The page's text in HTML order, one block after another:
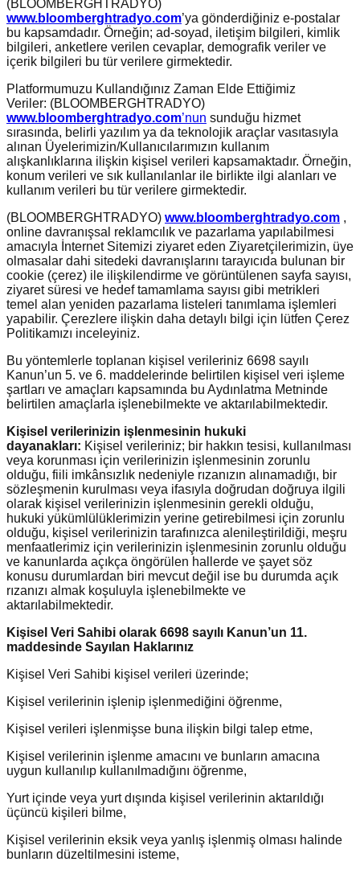
(BLOOMBERGHTRADYO)
www.bloomberghtradyo.com’ya gönderdiğiniz e-postalar
bu kapsamdadır. Örneğin; ad-soyad, iletişim bilgileri, kimlik
bilgileri, anketlere verilen cevaplar, demografik veriler ve
içerik bilgileri bu tür verilere girmektedir.
Platformumuzu Kullandığınız Zaman Elde Ettiğimiz
Veriler: (BLOOMBERGHTRADYO)
www.bloomberghtradyo.com’nun sunduğu hizmet
sırasında, belirli yazılım ya da teknolojik araçlar vasıtasıyla
alınan Üyelerimizin/Kullanıcılarımızın kullanım
alışkanlıklarına ilişkin kişisel verileri kapsamaktadır. Örneğin,
konum verileri ve sık kullanılanlar ile birlikte ilgi alanları ve
kullanım verileri bu tür verilere girmektedir.
(BLOOMBERGHTRADYO) www.bloomberghtradyo.com ,
online davranışsal reklamcılık ve pazarlama yapılabilmesi
amacıyla İnternet Sitemizi ziyaret eden Ziyaretçilerimizin, üye
olmasalar dahi sitedeki davranışlarını tarayıcıda bulunan bir
cookie (çerez) ile ilişkilendirme ve görüntülenen sayfa sayısı,
ziyaret süresi ve hedef tamamlama sayısı gibi metrikleri
temel alan yeniden pazarlama listeleri tanımlama işlemleri
yapabilir. Çerezlere ilişkin daha detaylı bilgi için lütfen Çerez
Politikamızı inceleyiniz.
Bu yöntemlerle toplanan kişisel verileriniz 6698 sayılı
Kanun’un 5. ve 6. maddelerinde belirtilen kişisel veri işleme
şartları ve amaçları kapsamında bu Aydınlatma Metninde
belirtilen amaçlarla işlenebilmekte ve aktarılabilmektedir.
Kişisel verilerinizin işlenmesinin hukuki
dayanakları: Kişisel verileriniz; bir hakkın tesisi, kullanılması
veya korunması için verilerinizin işlenmesinin zorunlu
olduğu, fiili imkânsızlık nedeniyle rızanızın alınamadığı, bir
sözleşmenin kurulması veya ifasıyla doğrudan doğruya ilgili
olarak kişisel verilerinizin işlenmesinin gerekli olduğu,
hukuki yükümlülüklerimizin yerine getirebilmesi için zorunlu
olduğu, kişisel verilerinizin tarafınızca alenileştirildiği, meşru
menfaatlerimiz için verilerinizin işlenmesinin zorunlu olduğu
ve kanunlarda açıkça öngörülen hallerde ve şayet söz
konusu durumlardan biri mevcut değil ise bu durumda açık
rızanızı almak koşuluyla işlenebilmekte ve
aktarılabilmektedir.
Kişisel Veri Sahibi olarak 6698 sayılı Kanun’un 11.
maddesinde Sayılan Haklarınız
Kişisel Veri Sahibi kişisel verileri üzerinde;
Kişisel verilerinin işlenip işlenmediğini öğrenme,
Kişisel verileri işlenmişse buna ilişkin bilgi talep etme,
Kişisel verilerinin işlenme amacını ve bunların amacına
uygun kullanılıp kullanılmadığını öğrenme,
Yurt içinde veya yurt dışında kişisel verilerinin aktarıldığı
üçüncü kişileri bilme,
Kişisel verilerinin eksik veya yanlış işlenmiş olması halinde
bunların düzeltilmesini isteme,